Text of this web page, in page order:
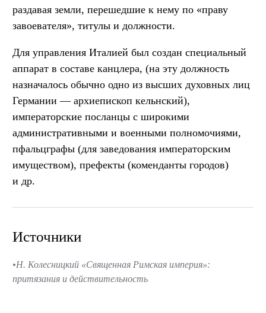
раздавая земли, перешедшие к нему по «праву
завоевателя», титулы и должности.
Для управления Италией был создан специальный
аппарат в составе канцлера, (на эту должность
назначалось обычно одно из высших духовных лиц
Германии — архиепископ кельнский),
императорские посланцы с широкими
административными и военными полномочиями,
пфальцграфы (для заведования императорским
имуществом), префекты (коменданты городов)
и др.
Источники
Н. Колесницкий «Священная Римская империя»:
притязания и действительность